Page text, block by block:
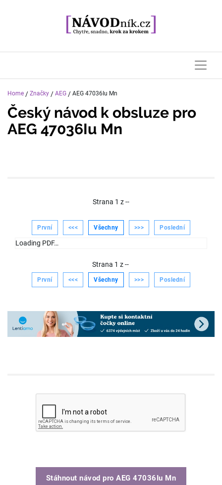
Home / Značky / AEG / AEG 47036Iu Mn
Český návod k obsluze pro
AEG 47036Iu Mn
Strana 1 z--
První <<< Všechny >>> Poslední
Loading PDF…
Strana 1 z--
První <<< Všechny >>> Poslední
Stáhnout návod proAEG 47036Iu Mn